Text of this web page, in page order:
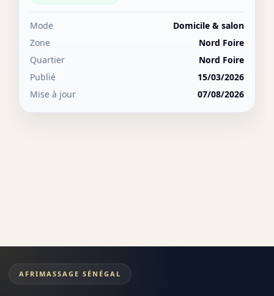
Mode
Domicile & salon
Zone
Nord Foire
Quartier
Nord Foire
Publié
15/03/2026
Mise à jour
07/08/2026
AFRIMASSAGE SÉNÉGAL